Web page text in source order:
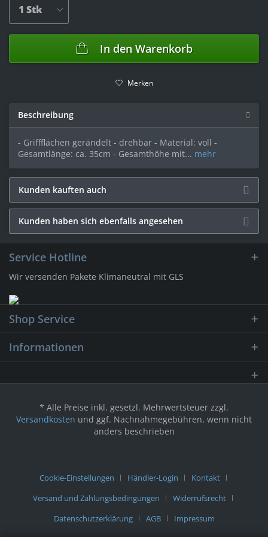
In den Warenkorb
Merken
Beschreibung
- Griffflächen gerändelt - drehbar - Material: voll -
Gesamtlänge: ca. 35cm - Gesamthöhe mit... mehr
Kunden kauften auch
Kunden haben sich ebenfalls angesehen
Service Hotline
Wir versenden Pakete Klimaneutral mit GLS
Shop Service
Informationen
* Alle Preise inkl. gesetzl. Mehrwertsteuer zzgl.
Versandkosten und ggf. Nachnahmegebühren, wenn nicht
anders beschrieben
Cookie-Einstellungen Händler-Login
Kontakt
Versand und Zahlungsbedingungen
Widerrufsrecht
Datenschutzerklärung
AGB Impressum